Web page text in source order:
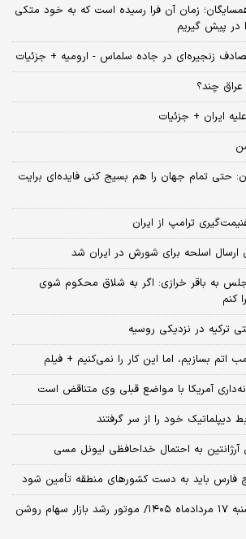
زمان آن فرا رسیده است که به خود متکی
در پیش گیریم
چند؟
ایران + جزئیات
حتی تمام جهان را هم بسیج کنی فایده‌ای برایت
ترامپ از ایران
ارسال اسلحه برای شورش در ایران شد
به باقر خرازی: اگر به شلاق محکوم شوی
کنم
ترکیه در نزدیکی روسیه
اتم بسازیم، اما این کار را نمی‌کنیم + فیلم
آمریکا با مواضع قبلی وی متناقض است
دیپلماتیک خود را از سر گرفتند
آرژانتین به احتمال خداحافظی لیونل مسی
فارس باید به دست کشورهای منطقه تأمین شود
پیش بینی بورس فردا شنبه ۱۷ مردادماه ۱۴۰۵/ موتور رشد بازار سهام روشن